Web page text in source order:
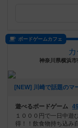
ボードゲームカフェ
神奈川県横浜
遊べるボードゲーム
１０００円で一日中遊
得！！飲食物持ち込み